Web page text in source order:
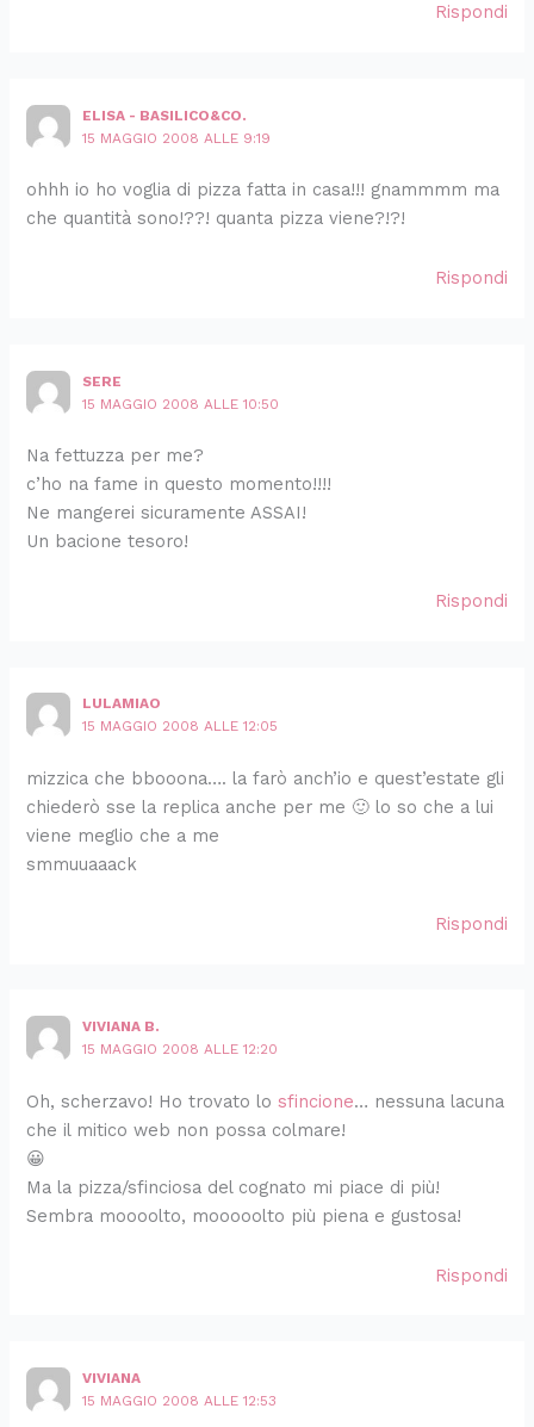
Rispondi
ELISA - BASILICO&CO.
15 MAGGIO 2008 ALLE 9:19
ohhh io ho voglia di pizza fatta in casa!!! gnammmm ma
che quantità sono!??! quanta pizza viene?!?!
Rispondi
SERE
15 MAGGIO 2008 ALLE 10:50
Na fettuzza per me?
c’ho na fame in questo momento!!!!
Ne mangerei sicuramente ASSAI!
Un bacione tesoro!
Rispondi
LULAMIAO
15 MAGGIO 2008 ALLE 12:05
mizzica che bbooona…. la farò anch’io e quest’estate gli
chiederò sse la replica anche per me 🙂 lo so che a lui
viene meglio che a me
smmuuaaack
Rispondi
VIVIANA B.
15 MAGGIO 2008 ALLE 12:20
Oh, scherzavo! Ho trovato losfincione… nessuna lacuna
che il mitico web non possa colmare!
😀
Ma la pizza/sfinciosa del cognato mi piace di più!
Sembra moooolto, mooooolto più piena e gustosa!
Rispondi
VIVIANA
15 MAGGIO 2008 ALLE 12:53